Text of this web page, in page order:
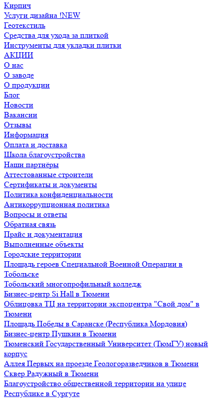
Кирпич
Услуги дизайна !NEW
Геотекстиль
Средства для ухода за плиткой
Инструменты для укладки плитки
АКЦИИ
О нас
О заводе
О продукции
Блог
Новости
Вакансии
Отзывы
Информация
Оплата и доставка
Школа благоустройства
Наши партнёры
Аттестованные строители
Сертификаты и документы
Политика конфиденциальности
Антикоррупционная политика
Вопросы и ответы
Обратная связь
Прайс и документация
Выполненные объекты
Городские территории
Площадь героев Специальной Военной Операции в
Тобольске
Тобольский многопрофильный колледж
Бизнес-центр Si Hall в Тюмени
Облицовка ТЦ на территории экспоцентра "Свой дом" в
Тюмени
Площадь Победы в Саранске (Республика Мордовия)
Бизнес-центр Пушкин в Тюмени
Тюменский Государственный Университет (ТюмГУ) новый
корпус
Аллея Первых на проезде Геологоразведчиков в Тюмени
Сквер Радужный в Тюмени
Благоустройство общественной территории на улице
Республике в Сургуте